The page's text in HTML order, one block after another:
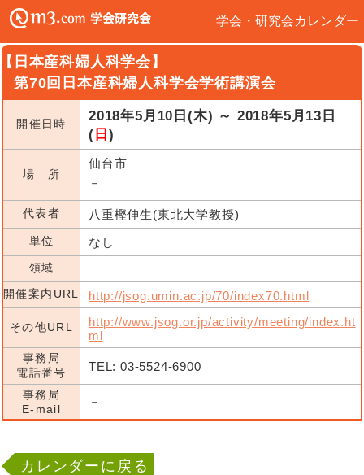
学会・研究会カレンダー
日本産科婦人科学会】
第70回日本産科婦人科学会学術講演会
開催日時
2018年5月10日(木) ～ 2018年5月13日
( 日 )
場 所
仙台市
－
代表者 八重樫伸生(東北大学教授)
単位 なし
領域
開催案内URL
http://jsog.umin.ac.jp/70/index70.html
その他URL
http://www.jsog.or.jp/activity/meeting/index.ht
ml
事務局
電話番号
TEL: 03-5524-6900
事務局
E-mail
－
カレンダーに戻る